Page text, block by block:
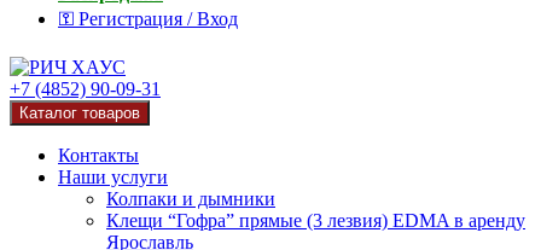
⚿ Регистрация / Вход
+7 (4852) 90-09-31
Каталог товаров
Контакты
Наши услуги
Колпаки и дымники
Клещи “Гофра” прямые (3 лезвия) EDMA в аренду
Ярославль